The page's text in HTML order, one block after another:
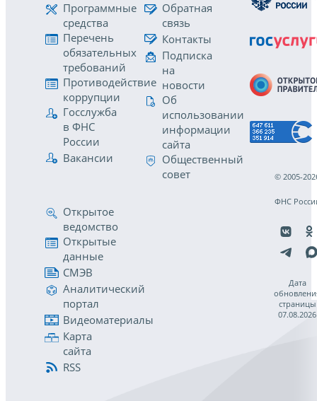
Программные
средства
Перечень
обязательных
требований
Противодействие
коррупции
Госслужба
в ФНС
России
Вакансии
Обратная
связь
Контакты
Подписка
на
новости
Об
использовании
информации
сайта
Общественный
совет
Открытое
ведомство
Открытые
данные
СМЭВ
Аналитический
портал
Видеоматериалы
Карта
сайта
RSS
© 2005-
ФНС
Дата
страницы
07.08.2026